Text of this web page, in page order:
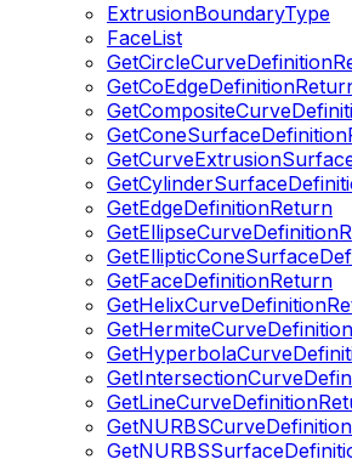
ExtrusionBoundaryType
FaceList
GetEdgeDefinitionReturn
GetFaceDefinitionReturn